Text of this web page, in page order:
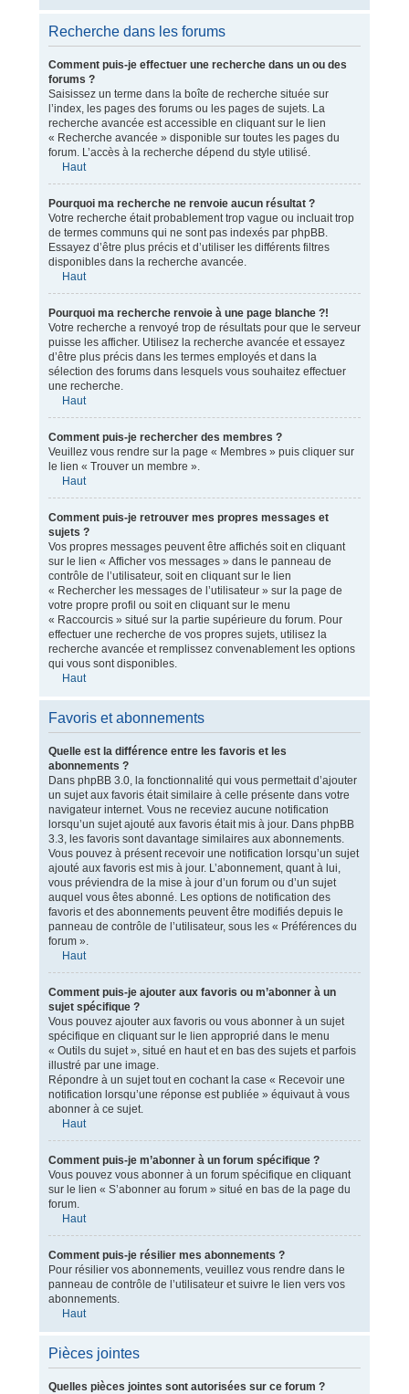
Recherche dans les forums
Comment puis-je effectuer une recherche dans un ou des
forums ?
Saisissez un terme dans la boîte de recherche située sur
l’index, les pages des forums ou les pages de sujets. La
recherche avancée est accessible en cliquant sur le lien
« Recherche avancée » disponible sur toutes les pages du
forum. L’accès à la recherche dépend du style utilisé.
Haut
Pourquoi ma recherche ne renvoie aucun résultat ?
Votre recherche était probablement trop vague ou incluait trop
de termes communs qui ne sont pas indexés par phpBB.
Essayez d’être plus précis et d’utiliser les différents filtres
disponibles dans la recherche avancée.
Haut
Pourquoi ma recherche renvoie à une page blanche ?!
Votre recherche a renvoyé trop de résultats pour que le serveur
puisse les afficher. Utilisez la recherche avancée et essayez
d’être plus précis dans les termes employés et dans la
sélection des forums dans lesquels vous souhaitez effectuer
une recherche.
Haut
Comment puis-je rechercher des membres ?
Veuillez vous rendre sur la page « Membres » puis cliquer sur
le lien « Trouver un membre ».
Haut
Comment puis-je retrouver mes propres messages et
sujets ?
Vos propres messages peuvent être affichés soit en cliquant
sur le lien « Afficher vos messages » dans le panneau de
contrôle de l’utilisateur, soit en cliquant sur le lien
« Rechercher les messages de l’utilisateur » sur la page de
votre propre profil ou soit en cliquant sur le menu
« Raccourcis » situé sur la partie supérieure du forum. Pour
effectuer une recherche de vos propres sujets, utilisez la
recherche avancée et remplissez convenablement les options
qui vous sont disponibles.
Haut
Favoris et abonnements
Quelle est la différence entre les favoris et les
abonnements ?
Dans phpBB 3.0, la fonctionnalité qui vous permettait d’ajouter
un sujet aux favoris était similaire à celle présente dans votre
navigateur internet. Vous ne receviez aucune notification
lorsqu’un sujet ajouté aux favoris était mis à jour. Dans phpBB
3.3, les favoris sont davantage similaires aux abonnements.
Vous pouvez à présent recevoir une notification lorsqu’un sujet
ajouté aux favoris est mis à jour. L’abonnement, quant à lui,
vous préviendra de la mise à jour d’un forum ou d’un sujet
auquel vous êtes abonné. Les options de notification des
favoris et des abonnements peuvent être modifiés depuis le
panneau de contrôle de l’utilisateur, sous les « Préférences du
forum ».
Haut
Comment puis-je ajouter aux favoris ou m’abonner à un
sujet spécifique ?
Vous pouvez ajouter aux favoris ou vous abonner à un sujet
spécifique en cliquant sur le lien approprié dans le menu
« Outils du sujet », situé en haut et en bas des sujets et parfois
illustré par une image.
Répondre à un sujet tout en cochant la case « Recevoir une
notification lorsqu’une réponse est publiée » équivaut à vous
abonner à ce sujet.
Haut
Comment puis-je m’abonner à un forum spécifique ?
Vous pouvez vous abonner à un forum spécifique en cliquant
sur le lien « S’abonner au forum » situé en bas de la page du
forum.
Haut
Comment puis-je résilier mes abonnements ?
Pour résilier vos abonnements, veuillez vous rendre dans le
panneau de contrôle de l’utilisateur et suivre le lien vers vos
abonnements.
Haut
Pièces jointes
Quelles pièces jointes sont autorisées sur ce forum ?